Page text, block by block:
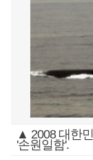
▲ 2008 대한
'손원일함'.